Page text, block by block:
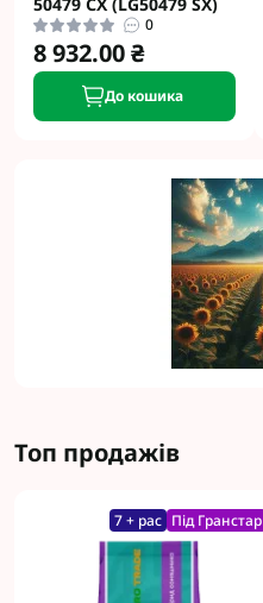
0
8 932.00 ₴
До кошика
Топ продажів
7 + рас Під Гранстар